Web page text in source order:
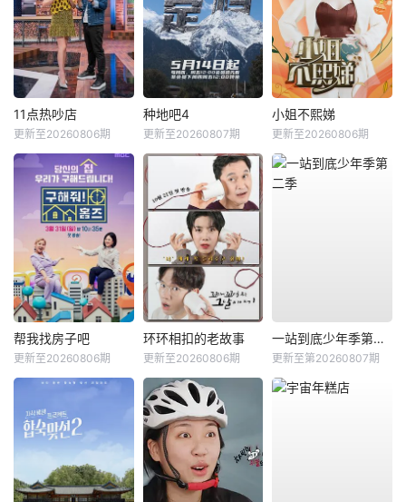
11点热吵店
更新至20260806期
种地吧4
更新至20260807期
小姐不熙娣
更新至20260806期
帮我找房子吧
更新至20260806期
环环相扣的老故事
更新至20260806期
一站到底少年季第二季
更新至第20260807期